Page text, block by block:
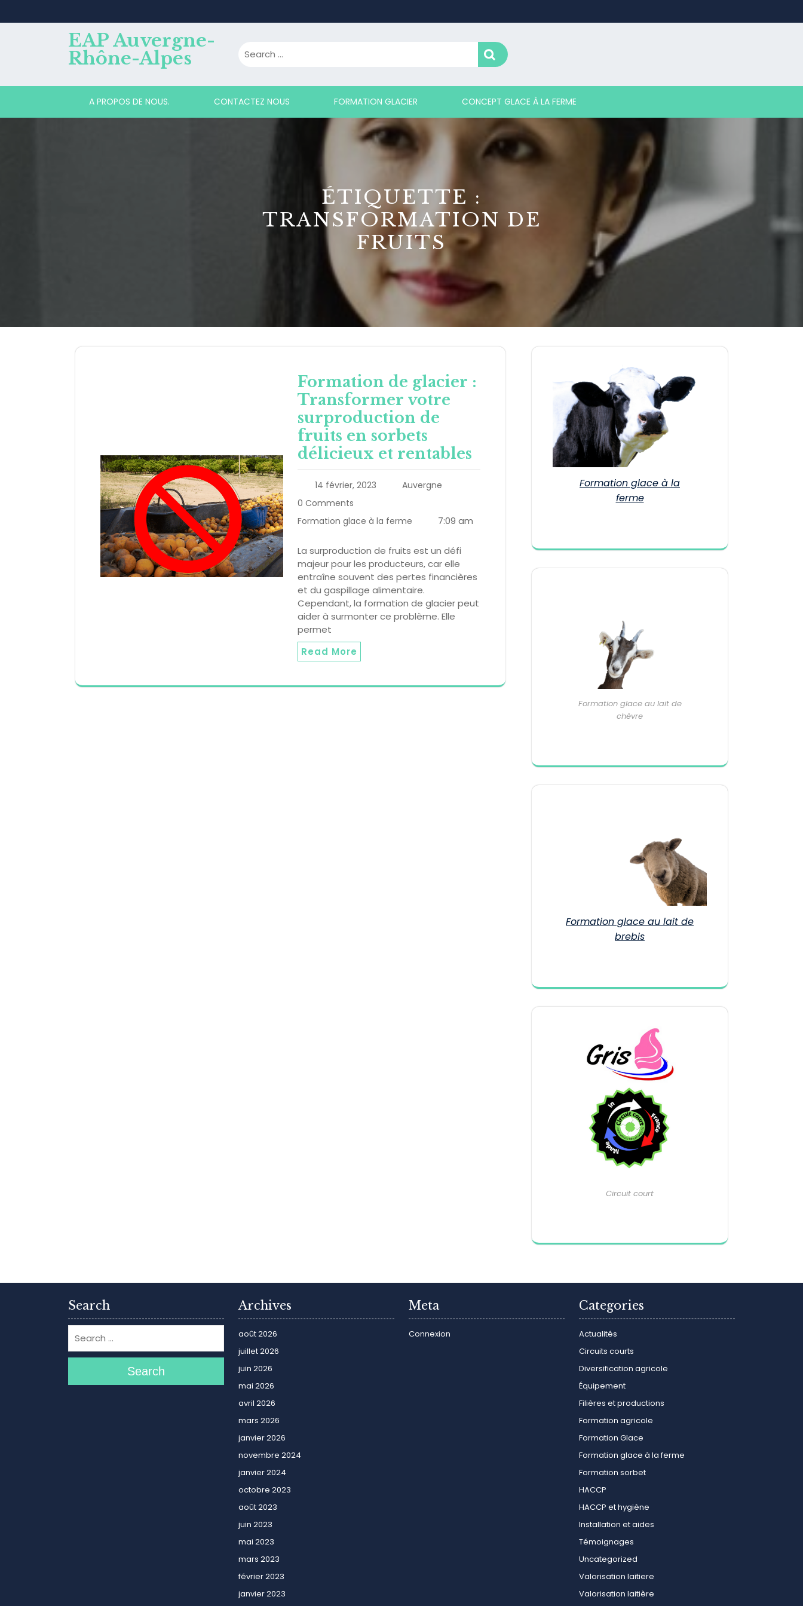
EAP Auvergne-
Rhône-Alpes
A PROPOS DE NOUS. CONTACTEZ NOUS FORMATION GLACIER CONCEPT GLACE À LA FERME
ÉTIQUETTE :
TRANSFORMATION DE
FRUITS
Formation de glacier :
Transformer votre
surproduction de
fruits en sorbets
délicieux et rentables
14 février, 2023
Auvergne
0 Comments
Formation glace à la ferme
7:09 am
La surproduction de fruits est un défi
majeur pour les producteurs, car elle
entraîne souvent des pertes financières
et du gaspillage alimentaire.
Cependant, la formation de glacier peut
aider à surmonter ce problème. Elle
permet
Read More
Formation glace à la
ferme
Formation glace au lait de
chèvre
Formation glace au lait de
brebis
Circuit court
Search
Search
Archives
août 2026
juillet 2026
juin 2026
mai 2026
avril 2026
mars 2026
janvier 2026
novembre 2024
janvier 2024
octobre 2023
août 2023
juin 2023
mai 2023
mars 2023
février 2023
janvier 2023
Meta
Connexion
Categories
Actualités
Circuits courts
Diversification agricole
Équipement
Filières et productions
Formation agricole
Formation Glace
Formation glace à la ferme
Formation sorbet
HACCP
HACCP et hygiène
Installation et aides
Témoignages
Uncategorized
Valorisation laitiere
Valorisation laitière